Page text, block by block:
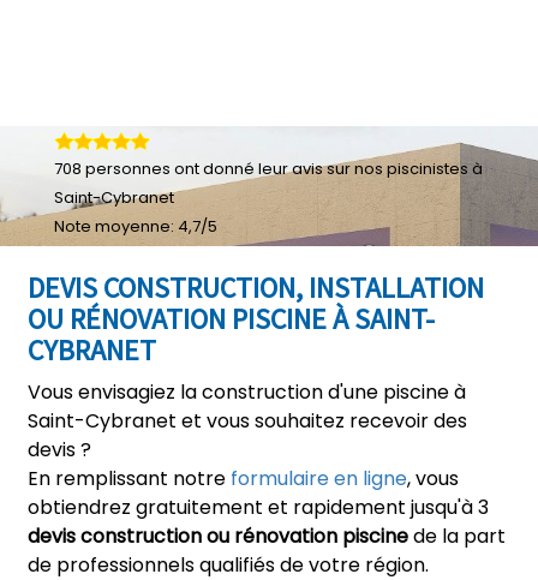
DEVIS CONSTRUCTION, INSTALLATION
OU RÉNOVATION PISCINE À SAINT-
CYBRANET
Vous envisagiez la construction d'une piscine à
Saint-Cybranet et vous souhaitez recevoir des
devis ?
En remplissant notre formulaire en ligne, vous
obtiendrez gratuitement et rapidement jusqu'à 3
devis construction ou rénovation piscinede la part
de professionnels qualifiés de votre région.
708 personnes ont donné leuravis sur nos piscinistes à
Saint-Cybranet
Note moyenne: 4,7/5